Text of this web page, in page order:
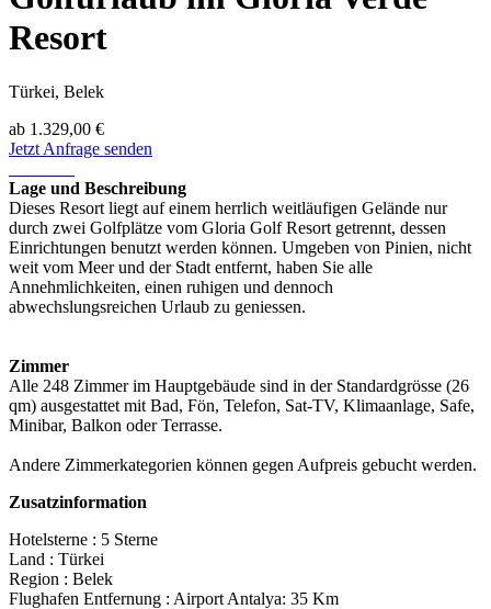
Resort
Türkei, Belek
ab 1.329,00 €
Jetzt Anfrage senden
Lage und Beschreibung
Dieses Resort liegt auf einem herrlich weitläufigen Gelände nur
durch zwei Golfplätze vom Gloria Golf Resort getrennt, dessen
Einrichtungen benutzt werden können. Umgeben von Pinien, nicht
weit vom Meer und der Stadt entfernt, haben Sie alle
Annehmlichkeiten, einen ruhigen und dennoch
abwechslungsreichen Urlaub zu geniessen.
Zimmer
Alle 248 Zimmer im Hauptgebäude sind in der Standardgrösse (26
qm) ausgestattet mit Bad, Fön, Telefon, Sat-TV, Klimaanlage, Safe,
Minibar, Balkon oder Terrasse.
Andere Zimmerkategorien können gegen Aufpreis gebucht werden.
Zusatzinformation
Hotelsterne : 5 Sterne
Land : Türkei
Region : Belek
Flughafen Entfernung : Airport Antalya: 35 Km